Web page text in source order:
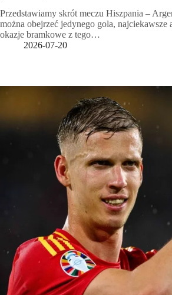
Przedstawiamy skrót meczu Hiszpania –
można obejrzeć jedynego gola, najciekawsze
okazje bramkowe z tego…
2026-07-20